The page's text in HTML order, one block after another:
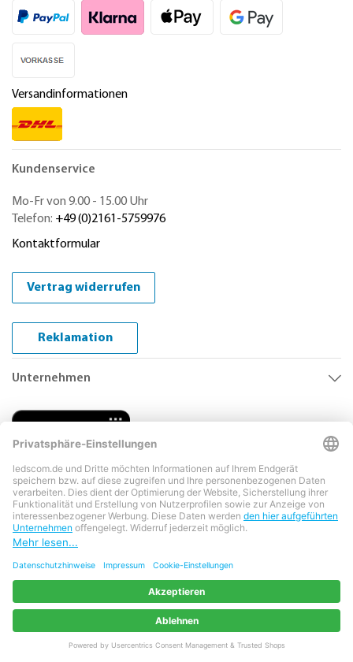
Versandinformationen
Kundenservice
Mo-Fr von 9.00 - 15.00 Uhr
Telefon: +49 (0)2161-5759976
Kontaktformular
Vertrag widerrufen
Reklamation
Unternehmen
Copyright © 2026 LEDs Com GmbH